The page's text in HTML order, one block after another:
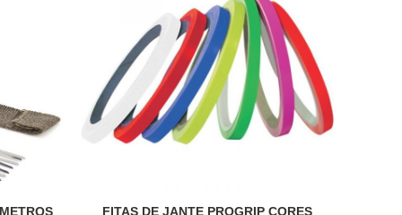
VER OPÇÕES
FITAS DE JANTE PROGRIP CORES